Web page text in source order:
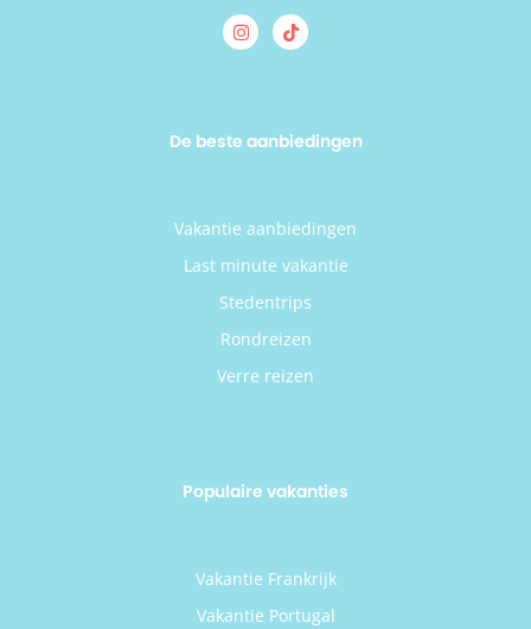
De beste aanbiedingen
Vakantie aanbiedingen
Last minute vakantie
Stedentrips
Rondreizen
Verre reizen
Populaire vakanties
Vakantie Frankrijk
Vakantie Portugal